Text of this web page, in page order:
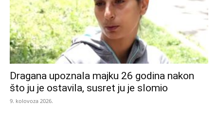
Dragana upoznala majku 26 godina nakon
što ju je ostavila, susret ju je slomio
9. kolovoza 2026.